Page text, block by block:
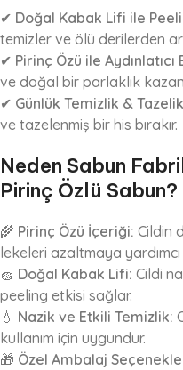
✔ Doğal Kabak Lifi ile
temizler ve ölü derilerden
✔ Pirinç Özü ile Aydınlatıcı
ve doğal bir parlaklık
✔ Günlük Temizlik &
ve tazelenmiş bir his bırakır.
Neden Sabun
Pirinç Özlü Sabun?
🌾 Pirinç Özü İçeriği: Cildin
lekeleri azaltmaya yardımcı
🧽 Doğal Kabak Lifi: Cildi
peeling etkisi sağlar.
💧 Nazik ve Etkili Temizlik:
kullanım için uygundur.
🎁 Özel Ambalaj